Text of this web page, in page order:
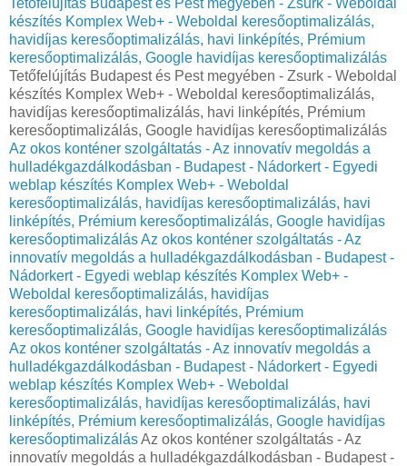
készítés Komplex Web+ - Weboldal keresőoptimalizálás,
havidíjas keresőoptimalizálás, havi linképítés, Prémium
keresőoptimalizálás, Google havidíjas keresőoptimalizálás
Tetőfelújítás Budapest és Pest megyében - Zsurk - Weboldal
készítés Komplex Web+ - Weboldal keresőoptimalizálás,
havidíjas keresőoptimalizálás, havi linképítés, Prémium
keresőoptimalizálás, Google havidíjas keresőoptimalizálás
Az okos konténer szolgáltatás - Az innovatív megoldás a
hulladékgazdálkodásban - Budapest - Nádorkert - Egyedi
weblap készítés Komplex Web+ - Weboldal
keresőoptimalizálás, havidíjas keresőoptimalizálás, havi
linképítés, Prémium keresőoptimalizálás, Google havidíjas
keresőoptimalizálásAz okos konténer szolgáltatás - Az
innovatív megoldás a hulladékgazdálkodásban - Budapest -
Nádorkert - Egyedi weblap készítés Komplex Web+ -
Weboldal keresőoptimalizálás, havidíjas
keresőoptimalizálás, havi linképítés, Prémium
keresőoptimalizálás, Google havidíjas keresőoptimalizálás
Az okos konténer szolgáltatás - Az innovatív megoldás a
hulladékgazdálkodásban - Budapest - Nádorkert - Egyedi
weblap készítés Komplex Web+ - Weboldal
keresőoptimalizálás, havidíjas keresőoptimalizálás, havi
linképítés, Prémium keresőoptimalizálás, Google havidíjas
keresőoptimalizálásAz okos konténer szolgáltatás - Az
innovatív megoldás a hulladékgazdálkodásban - Budapest -